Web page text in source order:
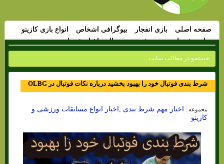
صفحه اصلی بازی انفجار بیوگرافی اشخاص
انواع بازی کازینو
سایت شرط بندی
پیش بینی فوتبال اخبار شرط بندی
شرط بندی فوتبال خود را بهبود بخشید درباره نکات فوتبال در OLBG
مجموعه :
اخبار مهم شرط بندی ,اخبار انواع مسابقات ورزشی و
کازینو